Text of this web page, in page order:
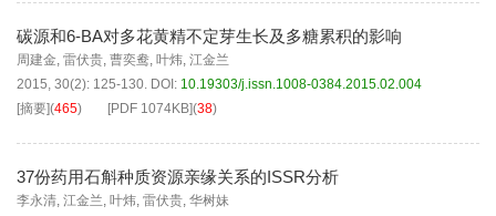
碳源和6-BA对多花黄精不定芽生长及多糖累积的影响
周建金, 雷伏贵, 曹奕鸯, 叶炜, 江金兰
2015, 30(2): 125-130. DOI: 10.19303/j.issn.1008-0384.2015.02.004
[摘要](465) [PDF 1074KB](38)
37份药用石斛种质资源亲缘关系的ISSR分析
李永清, 江金兰, 叶炜, 雷伏贵, 华树妹